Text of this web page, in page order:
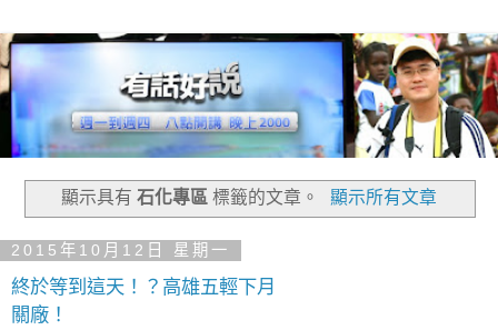
顯示具有 石化專區 標籤的文章。 顯示所有文章
2015年10月12日 星期一
終於等到這天！？高雄五輕下月
關廠！